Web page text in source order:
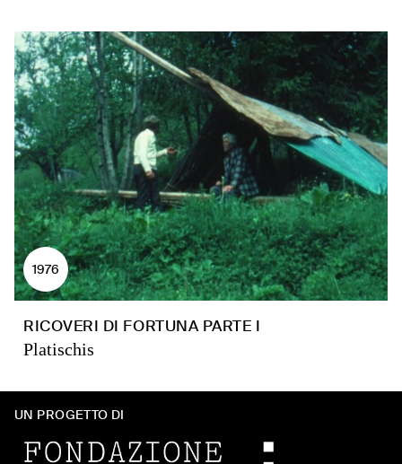
1976
RICOVERI DI FORTUNA PARTE I
Platischis
UN PROGETTO DI